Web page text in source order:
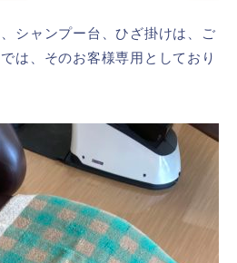
シャンプー台、ひざ掛けは、ご
は、そのお客様専用としており